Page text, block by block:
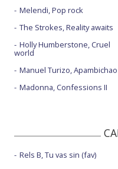
Melendi, Pop rock
The Strokes, Reality awaits
Holly Humberstone, Cruel
world
Manuel Turizo, Apambichao
Madonna, Confessions II
Rels B, Tu vas sin (fav)